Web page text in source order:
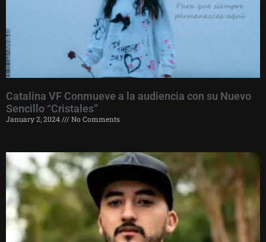
Catalina VF Conmueve a la audiencia con su Nuevo
Sencillo “Cristales”
January 2, 2024 No Comments